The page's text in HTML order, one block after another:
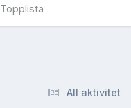
Topplista
All aktivitet